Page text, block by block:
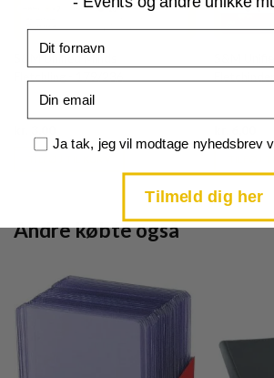
price
is:
is:
Andre købte også
Samtykke
Ja tak, jeg vil modtage nyhedsbrev
Tilmeld dig her